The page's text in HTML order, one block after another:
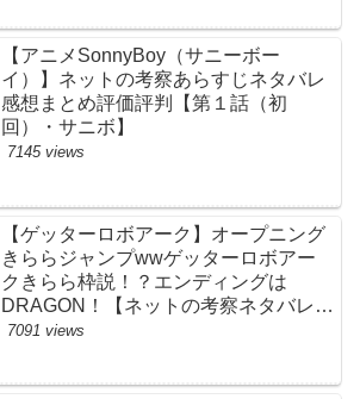
【アニメSonnyBoy（サニーボー
イ）】ネットの考察あらすじネタバレ
感想まとめ評価評判【第１話（初
回）・サニボ】
7145 views
【ゲッターロボアーク】オープニング
きららジャンプwwゲッターロボアー
クきらら枠説！？エンディングは
DRAGON！【ネットの考察ネタバレ感
想まとめ・第１話】
7091 views